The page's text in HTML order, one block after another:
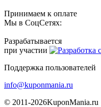
Принимаем к оплате
Мы в СоцСетях:
Разрабатывается
при участии
Поддержка пользователей
info@kuponmania.ru
© 2011-2026KuponMania.ru